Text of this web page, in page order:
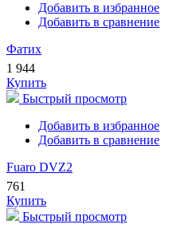
Добавить в избранное
Добавить в сравнение
Фатих
1 944
Купить
Быстрый просмотр
Добавить в избранное
Добавить в сравнение
Fuaro DVZ2
761
Купить
Быстрый просмотр